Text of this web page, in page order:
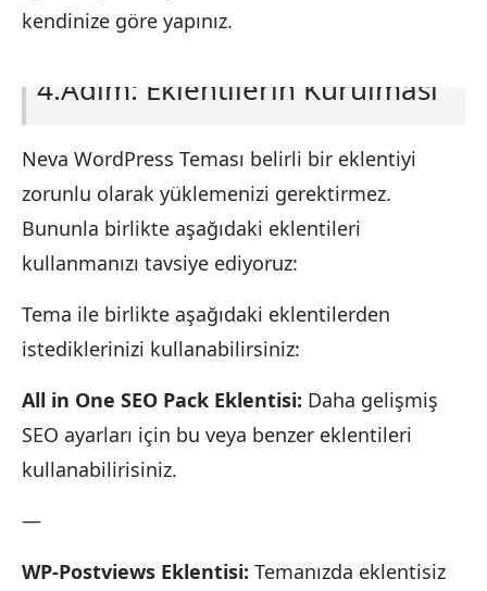
kendinize göre yapınız.
4.Adım: Eklentilerin Kurulması
Neva WordPress Teması belirli bir eklentiyi
zorunlu olarak yüklemenizi gerektirmez.
Bununla birlikte aşağıdaki eklentileri
kullanmanızı tavsiye ediyoruz:
Tema ile birlikte aşağıdaki eklentilerden
istediklerinizi kullanabilirsiniz:
All in One SEO Pack Eklentisi: Daha gelişmiş
SEO ayarları için bu veya benzer eklentileri
kullanabilirisiniz.
—
WP-Postviews Eklentisi: Temanızda eklentisiz